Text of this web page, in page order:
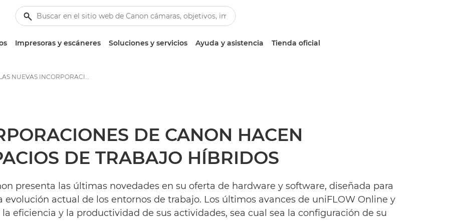
Impresoras y escáneres Soluciones y servicios Ayuda y asistencia Tienda oficial
LAS NUEVAS INCORPORACIONES DE CANON HACEN REALIDAD LOS ESPACIOS DE TRABAJO HÍBRIDOS - Centro de prensa de Canon
DE CANON HACEN
DE TRABAJO HÍBRIDOS
presenta las últimas novedades en su oferta de hardware y software, diseñada para
evolución actual de los entornos de trabajo. Los últimos avances de uniFLOW Online y
eficiencia y la productividad de sus actividades, sea cual sea la configuración de su